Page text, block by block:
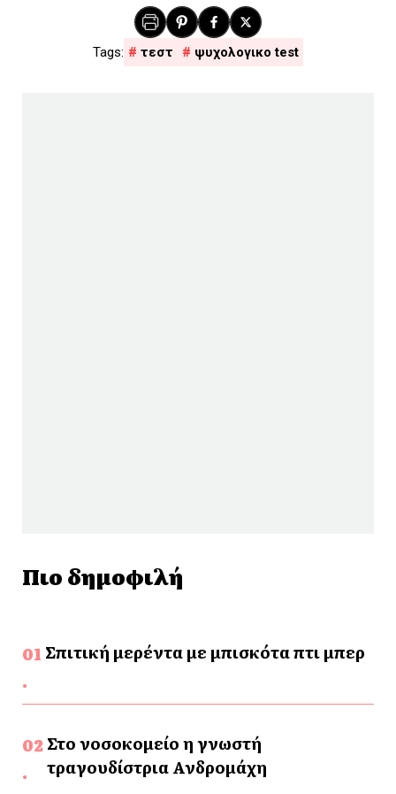
τεστ ψυχολογικο test
Πιο δημοφιλή
Σπιτική μερέντα με μπισκότα πτι μπερ
Στο νοσοκομείο η γνωστή
τραγουδίστρια Ανδρομάχη